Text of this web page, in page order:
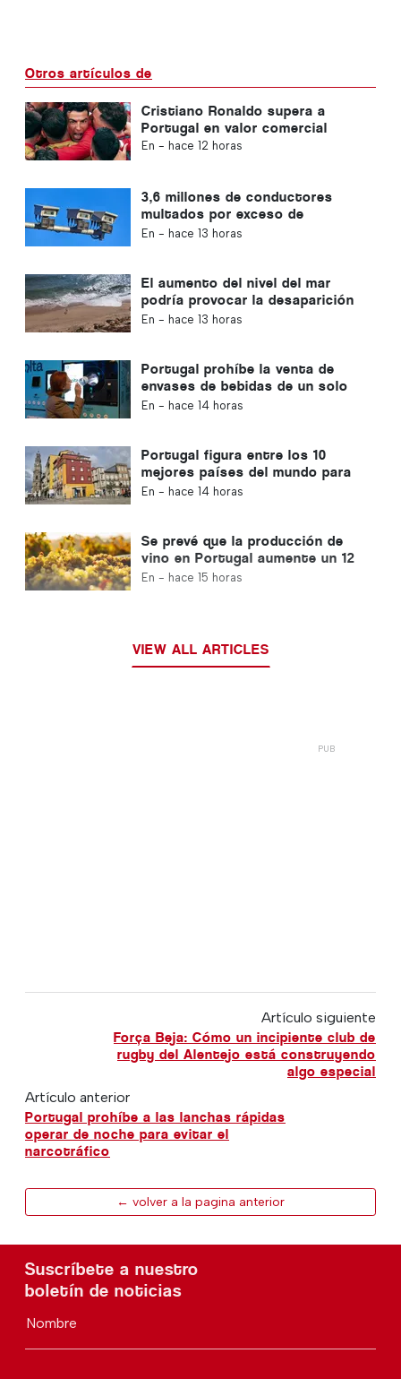
Otros artículos de
Cristiano Ronaldo supera a
Portugal en valor comercial
En - hace 12 horas
3,6 millones de conductores
multados por exceso de
velocidad en Portugal en 10 años
En - hace 13 horas
El aumento del nivel del mar
podría provocar la desaparición
del 40 % de las playas de
En - hace 13 horas
Portugal prohíbe la venta de
envases de bebidas de un solo
uso que no lleven el sello
En - hace 14 horas
Portugal figura entre los 10
mejores países del mundo para
los expatriados
En - hace 14 horas
Se prevé que la producción de
vino en Portugal aumente un 12
% en esta vendimia
En - hace 15 horas
VIEW ALL ARTICLES
Artículo siguiente
Força Beja: Cómo un incipiente club de
rugby del Alentejo está construyendo
algo especial
Artículo anterior
Portugal prohíbe a las lanchas rápidas
operar de noche para evitar el
narcotráfico
← volver a la pagina anterior
Suscríbete a nuestro
boletín de noticias
Nombre